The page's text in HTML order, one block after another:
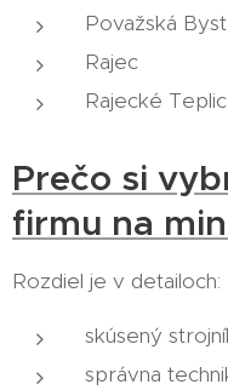
Považská
Rajec
Rajecké
Prečo si
firmu na
Rozdiel je v detailoch:
skúsený
správna